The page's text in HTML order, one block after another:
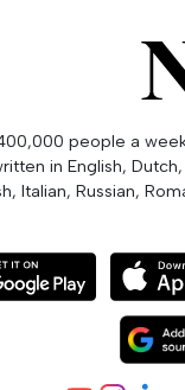
people a
in English,
Italian, Russian,